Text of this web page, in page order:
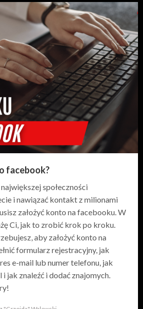
facebook?
społeczności
i nawiązać kontakt z milionami
założyć konto na facebooku. W
Ci, jak to zrobić krok po kroku.
aby założyć konto na
formularz rejestracyjny, jak
e-mail lub numer telefonu, jak
jak znaleźć i dodać znajomych.